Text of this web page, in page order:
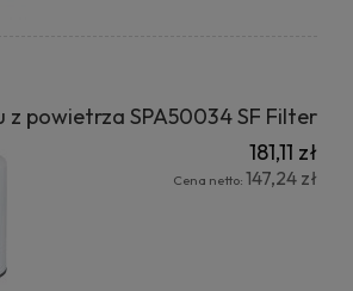
z powietrza SPA50034 SF Filter
181,11 zł
Cena netto: 147,24 zł